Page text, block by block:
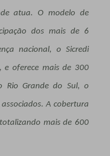
atua. O modelo de
dos mais de 6
nacional, o Sicredi
e oferece mais de 300
Rio Grande do Sul, o
A cobertura
mais de 600